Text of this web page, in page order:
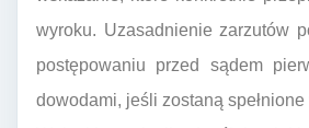
wyroku. Uzasadnienie zarzutów
postępowaniu przed sądem
dowodami, jeśli zostaną